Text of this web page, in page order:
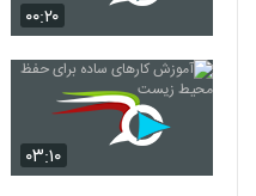
۰۰:۲۰
۰۳:۱۰